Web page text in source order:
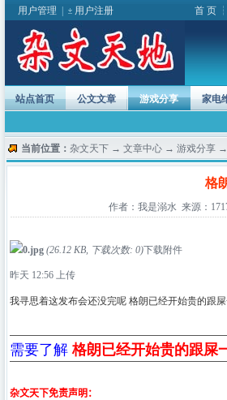
用户管理 用户注册 首 页 ┆
站点首页 公文文章 游戏分享 家电
当前位置： 杂文天下 → 文章中心 → 游戏分享 →
格
作者：我是溺水 来源：
0.jpg (26.12 KB, 下载次数: 0)下载附件
昨天 12:56 上传
我寻思着这发布会还没完呢 格朗已经开始贵的跟屎
需要了解 格朗已经开始贵的跟屎